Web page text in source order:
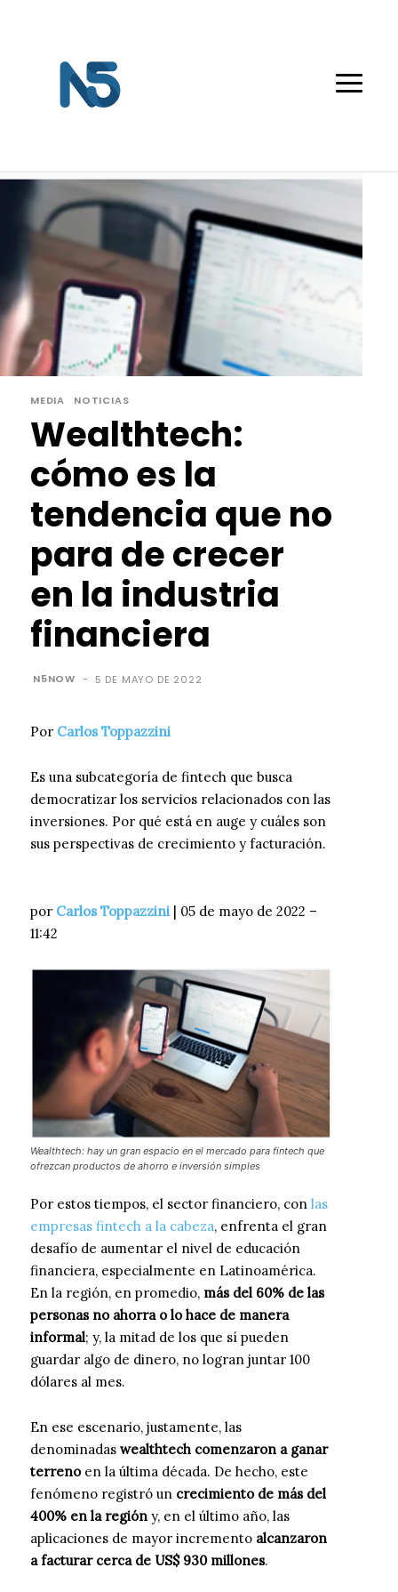
MEDIA NOTICIAS
Wealthtech:
cómo es la
tendencia que no
para de crecer
en la industria
financiera
N5NOW - 5 DE MAYO DE 2022
Por Carlos Toppazzini
Es una subcategoría de fintech que busca
democratizar los servicios relacionados con las
inversiones. Por qué está en auge y cuáles son
sus perspectivas de crecimiento y facturación.
por Carlos Toppazzini | 05 de mayo de 2022 –
11:42
Wealthtech: hay un gran espacio en el mercado para fintech que
ofrezcan productos de ahorro e inversión simples
Por estos tiempos, el sector financiero, con las
empresas fintech a la cabeza, enfrenta el gran
desafío de aumentar el nivel de educación
financiera, especialmente en Latinoamérica.
En la región, en promedio, más del 60% de las
personas no ahorra o lo hace de manera
informal; y, la mitad de los que sí pueden
guardar algo de dinero, no logran juntar 100
dólares al mes.
En ese escenario, justamente, las
denominadas wealthtech comenzaron a ganar
terrenoen la última década. De hecho, este
fenómeno registró un crecimiento de más del
400% en la región y, en el último año, las
aplicaciones de mayor incremento alcanzaron
a facturar cerca de US$ 930 millones.